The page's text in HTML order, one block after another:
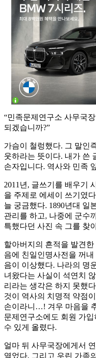
“민족문제연구소 사무국
되겠습니까?”
가슴이 철렁했다. 그 말인
웃하라는 뜻이다. 내가 쓴
손자입니다. 역사와 민족
2011년, 글쓰기를 배우기
을 주제로 에세이 쓰기였
늘 궁금했다. 1890년대 일
관리를 하고, 나중에 군수
특했다던 사진 속 그를 찾
할아버지의 흔적을 발견
음에 친일인명사전을 꺼
음이 이상했다. 나라의 명
녀왔다는 사실이 석연치
리라는 생각은 하지 못했
것이 역사의 치명적 약점
손이라니…! 겨우 마음을
문제연구소에도 회원 가
수 있게 올렸다.
얼마 뒤 사무국장에게서
열었다. 그리고 우린 가족